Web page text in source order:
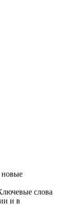
новые
слова
и в